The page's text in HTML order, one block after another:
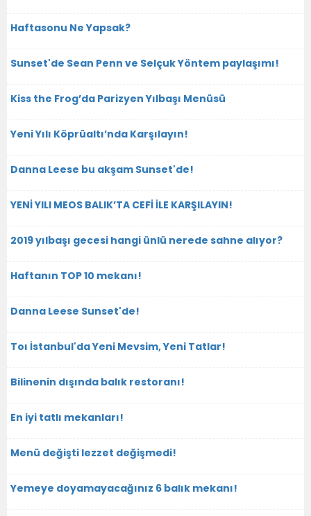
Haftasonu Ne Yapsak?
Sunset'de Sean Penn ve Selçuk Yöntem paylaşımı!
Kiss the Frog’da Parizyen Yılbaşı Menüsü
Yeni Yılı Köprüaltı’nda Karşılayın!
Danna Leese bu akşam Sunset'de!
YENİ YILI MEOS BALIK’TA CEFİ İLE KARŞILAYIN!
2019 yılbaşı gecesi hangi ünlü nerede sahne alıyor?
Haftanın TOP 10 mekanı!
Danna Leese Sunset'de!
Toı İstanbul'da Yeni Mevsim, Yeni Tatlar!
Bilinenin dışında balık restoranı!
En iyi tatlı mekanları!
Menü değişti lezzet değişmedi!
Yemeye doyamayacağınız 6 balık mekanı!